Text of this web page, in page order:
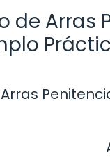
de Arras